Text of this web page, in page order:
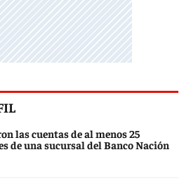
las cuentas de al menos 25
de una sucursal del Banco Nación